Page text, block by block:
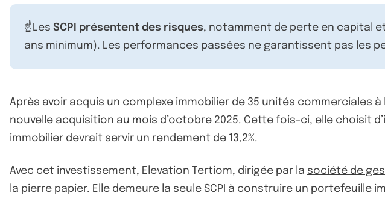
☝️Les SCPI présentent des risques, notamment de perte en capital
ans minimum). Les performances passées ne garantissent pas
Après avoir acquis un complexe immobilier de 35 unités commerciales à
nouvelle acquisition au mois d’octobre 2025. Cette fois-ci, elle choisit
immobilier devrait servir un rendement de 13,2%.
Avec cet investissement, Elevation Tertiom, dirigée par la société de
la pierre papier. Elle demeure la seule SCPI à construire un portefeuille